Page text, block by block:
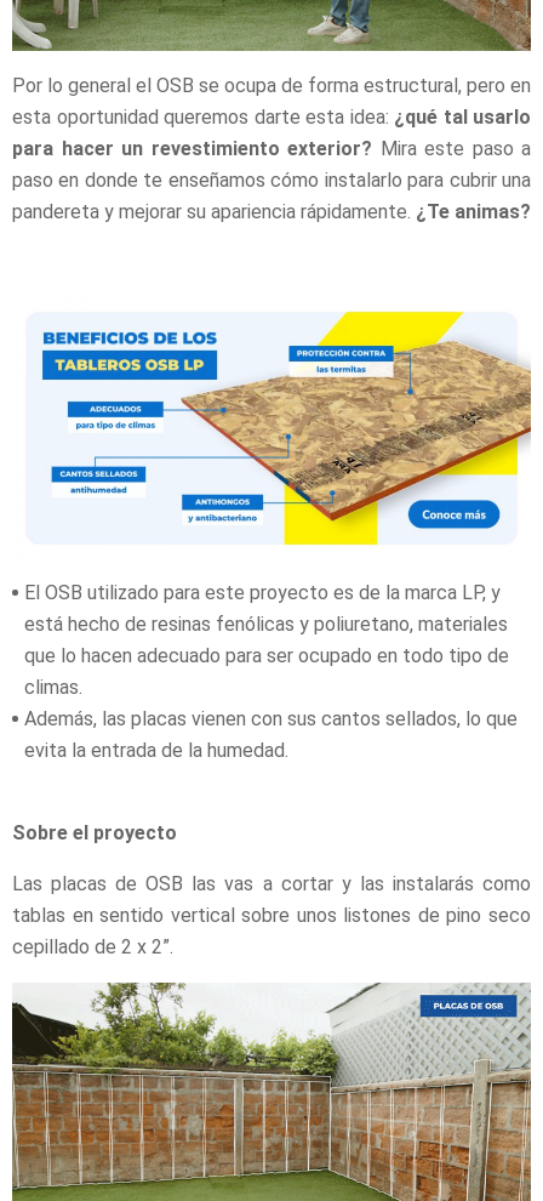
Por lo general el OSB se ocupa de forma estructural, pero en
esta oportunidad queremos darte esta idea: ¿qué tal usarlo
para hacer un revestimiento exterior? Mira este paso a
paso en donde te enseñamos cómo instalarlo para cubrir una
pandereta y mejorar su apariencia rápidamente. ¿Te animas?
El OSB utilizado para este proyecto es de la marca LP, y
está hecho de resinas fenólicas y poliuretano, materiales
que lo hacen adecuado para ser ocupado en todo tipo de
climas.
Además, las placas vienen con sus cantos sellados, lo que
evita la entrada de la humedad.
Sobre el proyecto
Las placas de OSB las vas a cortar y las instalarás como
tablas en sentido vertical sobre unos listones de pino seco
cepillado de 2 x 2”.